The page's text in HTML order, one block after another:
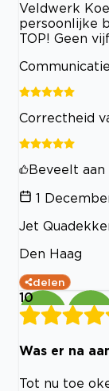
Veldwerk
persoonlijke
TOP! Geen
Correctheid
Beveelt aan
1
Jet
Den Haag
delen
10
Was er na
Tot nu toe